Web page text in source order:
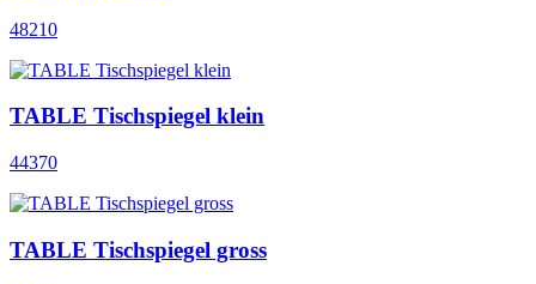
48210
TABLE Tischspiegel klein
44370
TABLE Tischspiegel gross